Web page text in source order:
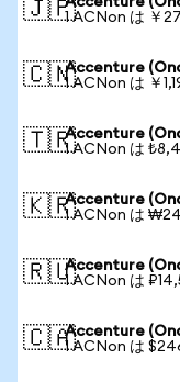
🇯🇵1 ACNon は ￥
🇨🇳Accenture
1 ACNon は ￥
🇹🇷Accenture
1 ACNon は
🇰🇷Accenture
1 ACNon は
🇷🇺Accenture
1 ACNon は
🇨🇦Accenture
1 ACNon は